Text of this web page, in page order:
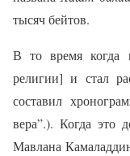
тысяч бейтов.
В то время когда
религии] и стал
составил
вера”.). Когда это
Мавлана